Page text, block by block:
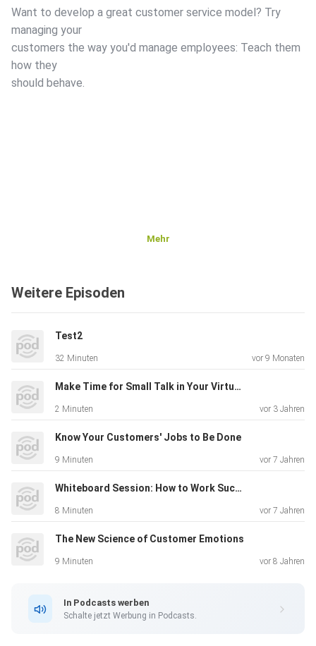
Want to develop a great customer service model? Try
managing your
customers the way you'd manage employees: Teach them
how they
should behave.
Mehr
Weitere Episoden
Test2
32 Minuten vor 9 Monaten
Make Time for Small Talk in Your Virtual Meetings
2 Minuten vor 3 Jahren
Know Your Customers' Jobs to Be Done
9 Minuten vor 7 Jahren
Whiteboard Session: How to Work Successfully Across Borders
8 Minuten vor 7 Jahren
The New Science of Customer Emotions
9 Minuten vor 8 Jahren
In Podcasts werben
Schalte jetzt Werbung in Podcasts.